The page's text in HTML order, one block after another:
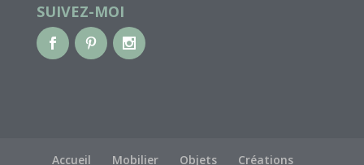
SUIVEZ-MOI
Accueil Mobilier Objets Créations